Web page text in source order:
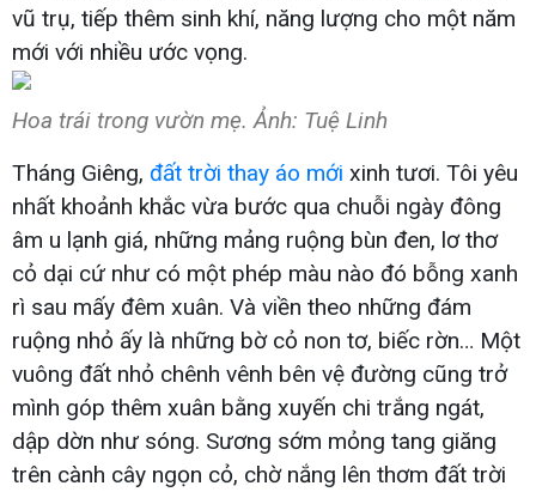
vũ trụ, tiếp thêm sinh khí, năng lượng cho một năm
mới với nhiều ước vọng.
Hoa trái trong vườn mẹ. Ảnh: Tuệ Linh
Tháng Giêng, đất trời thay áo mới xinh tươi. Tôi yêu
nhất khoảnh khắc vừa bước qua chuỗi ngày đông
âm u lạnh giá, những mảng ruộng bùn đen, lơ thơ
cỏ dại cứ như có một phép màu nào đó bỗng xanh
rì sau mấy đêm xuân. Và viền theo những đám
ruộng nhỏ ấy là những bờ cỏ non tơ, biếc rờn… Một
vuông đất nhỏ chênh vênh bên vệ đường cũng trở
mình góp thêm xuân bằng xuyến chi trắng ngát,
dập dờn như sóng. Sương sớm mỏng tang giăng
trên cành cây ngọn cỏ, chờ nắng lên thơm đất trời